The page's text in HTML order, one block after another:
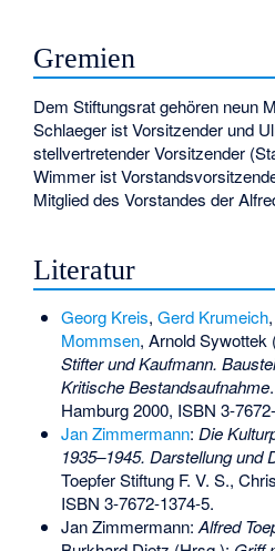
Gremien
Dem Stiftungsrat gehören neun
Schlaeger ist Vorsitzender und
stellvertretender Vorsitzender
Wimmer ist
Mitglied des Vorstandes der
Literatur
Georg Kreis, Gerd Krumeich
Mommsen, Arnold Sywottek
Stifter und Kaufmann.
Kritische Bestandsaufnahme
Hamburg 2000, ISBN 3-
Jan Zimmermann: Die
1935–1945. Darstellung und
Toepfer Stiftung F. V. S.,
ISBN 3-7672-1374-5.
Jan Zimmermann: Alfred